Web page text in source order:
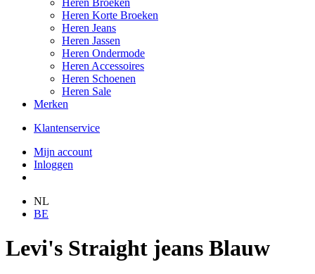
Heren Broeken
Heren Korte Broeken
Heren Jeans
Heren Jassen
Heren Ondermode
Heren Accessoires
Heren Schoenen
Heren Sale
Merken
Klantenservice
Mijn account
Inloggen
NL
BE
Levi's Straight jeans Blauw